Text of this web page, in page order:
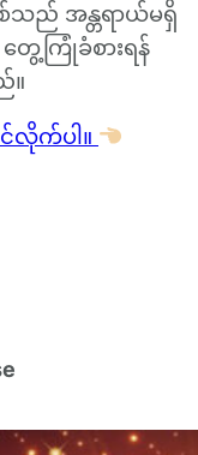
စ်သည် အန္တရာယ်မရှိ
ေ့ကြုံခံစားရန်
။
င်လိုက်ပါ။